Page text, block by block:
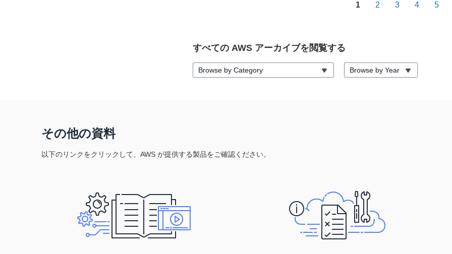
1 2 3 4 5
すべての AWS アーカイブを閲覧する
Browse by Category Browse by Year
その他の資料
以下のリンクをクリックして、AWS が提供する製品をご確認ください。